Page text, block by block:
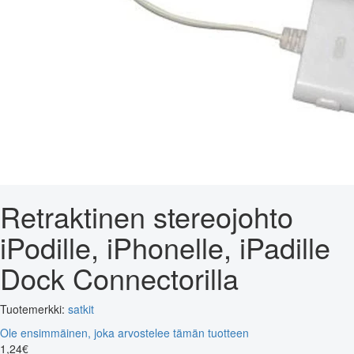
Retraktinen stereojohto
iPodille, iPhonelle, iPadille
Dock Connectorilla
Tuotemerkki: satkit
Ole ensimmäinen, joka arvostelee tämän tuotteen
1 ,24€